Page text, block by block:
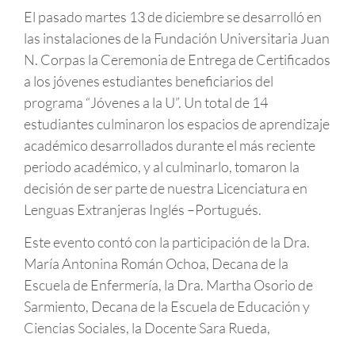
El pasado martes 13 de diciembre se desarrolló en
las instalaciones de la Fundación Universitaria Juan
N. Corpas la Ceremonia de Entrega de Certificados
a los jóvenes estudiantes beneficiarios del
programa “Jóvenes a la U”. Un total de 14
estudiantes culminaron los espacios de aprendizaje
académico desarrollados durante el más reciente
periodo académico, y al culminarlo, tomaron la
decisión de ser parte de nuestra Licenciatura en
Lenguas Extranjeras Inglés –Portugués.
Este evento contó con la participación de la Dra.
María Antonina Román Ochoa, Decana de la
Escuela de Enfermería, la Dra. Martha Osorio de
Sarmiento, Decana de la Escuela de Educación y
Ciencias Sociales, la Docente Sara Rueda,